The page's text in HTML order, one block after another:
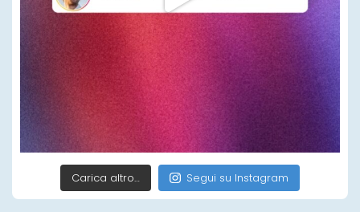
Carica altro… Segui su Instagram